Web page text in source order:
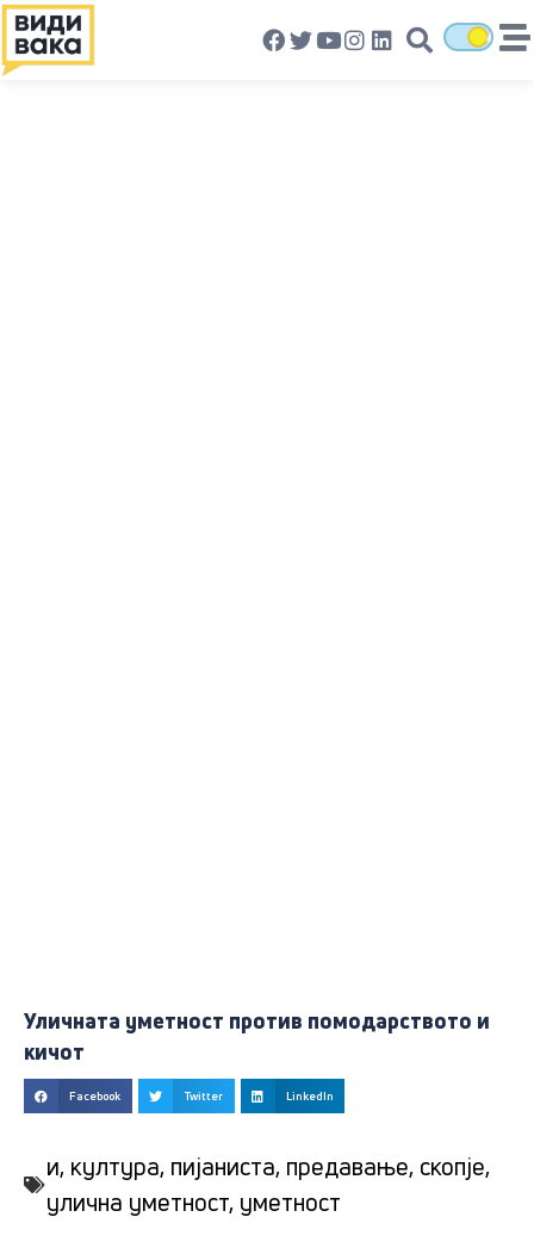
Уличната уметност против помодарството и
кичот
Facebook Twitter LinkedIn
и, култура, пијаниста, предавање, скопје,
улична уметност, уметност